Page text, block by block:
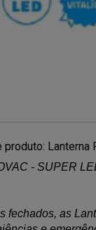
Lanterna
- SUPER
fechados, as